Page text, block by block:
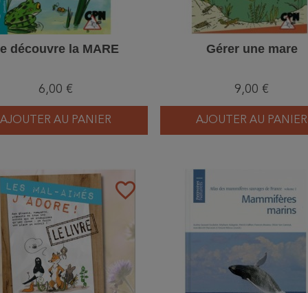
découvre la MARE
6,00 €
AJOUTER AU PANIER
Gérer une mare
9,00 €
AJOUTER AU PANIER
favorite_border